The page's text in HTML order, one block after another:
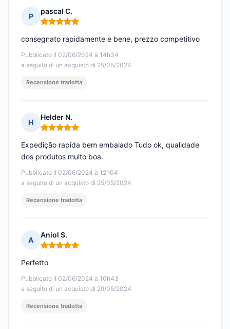
P
pascal C.
Nota: 5 su 5
Pubblicato il 02/06/2024 à 14h34
a seguito di un acquisto di 25/05/2024
consegnato rapidamente e bene, prezzo competitivo
Recensione tradotta
H
Helder N.
Nota: 5 su 5
Pubblicato il 02/06/2024 à 12h04
a seguito di un acquisto di 25/05/2024
Expedição rapida bem embalado Tudo ok, qualidade
dos produtos muito boa.
Recensione tradotta
A
Aniol S.
Nota: 5 su 5
Pubblicato il 02/06/2024 à 10h43
a seguito di un acquisto di 29/05/2024
Perfetto
Recensione tradotta